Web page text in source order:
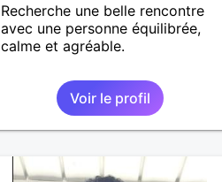
Recherche une belle rencontre
avec une personne équilibrée,
calme et agréable.
Voir le profil